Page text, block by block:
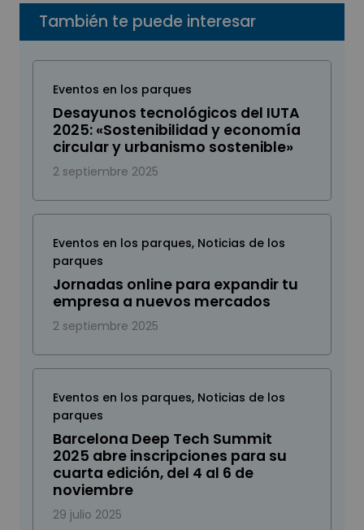
También te puede interesar
Eventos en los parques
Desayunos tecnológicos del IUTA
2025: «Sostenibilidad y economía
circular y urbanismo sostenible»
2 septiembre 2025
Eventos en los parques, Noticias de los
parques
Jornadas online para expandir tu
empresa a nuevos mercados
2 septiembre 2025
Eventos en los parques, Noticias de los
parques
Barcelona Deep Tech Summit
2025 abre inscripciones para su
cuarta edición, del 4 al 6 de
noviembre
29 julio 2025